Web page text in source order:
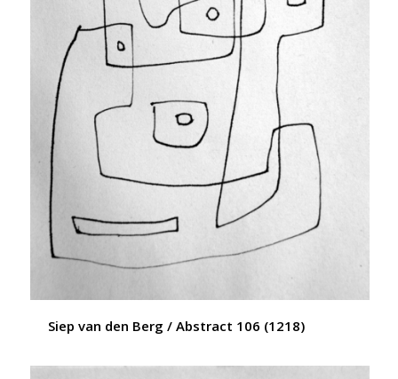
Siep van den Berg / Abstract 106 (1218)